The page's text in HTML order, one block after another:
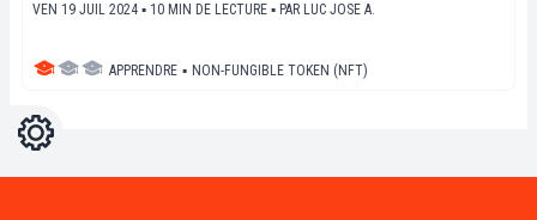
VEN 19 JUIL 2024 ▪ 10 MIN DE LECTURE ▪ PAR LUC JOSE A.
APPRENDRE ▪ NON-FUNGIBLE TOKEN (NFT)
Réglages